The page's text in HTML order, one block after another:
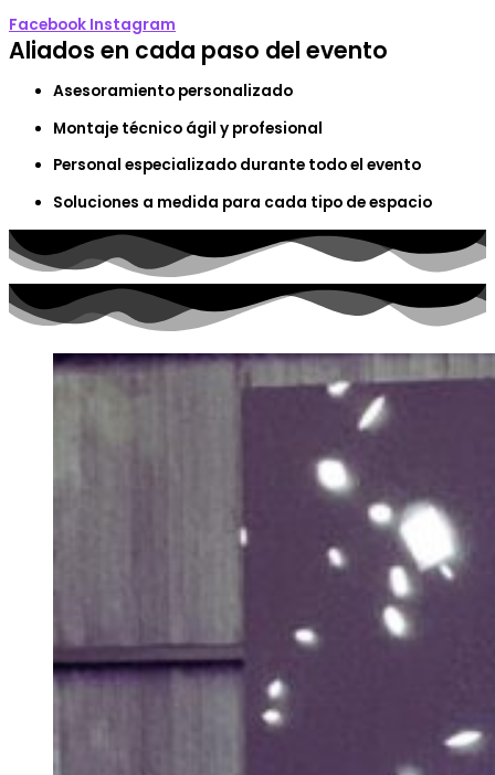
Facebook Instagram
Aliados en cada paso del evento
Asesoramiento personalizado
Montaje técnico ágil y profesional
Personal especializado durante todo el evento
Soluciones a medida para cada tipo de espacio